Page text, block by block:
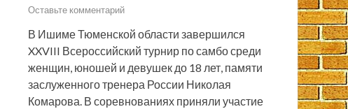
Оставьте комментарий
В Ишиме Тюменской области завершился
XXVIII Всероссийский турнир по самбо среди
женщин, юношей и девушек до 18 лет, памяти
заслуженного тренера России Николая
Комарова. В соревнованиях приняли участие